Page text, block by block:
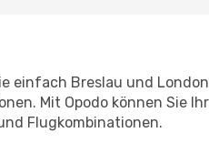
einfach Breslau und
Mit Opodo können Sie
Flugkombinationen.